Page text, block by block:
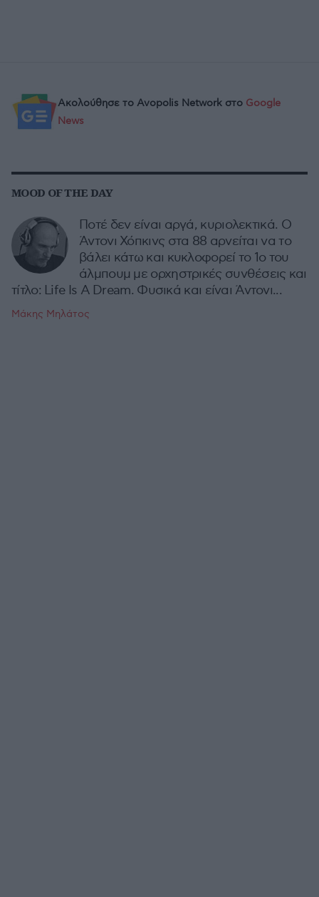
Ακολούθησε το Avopolis Network στο Google
News
MOOD OF THE DAY
Ποτέ δεν είναι αργά, κυριολεκτικά. Ο
Άντονι Χόπκινς στα 88 αρνείται να το
βάλει κάτω και κυκλοφορεί το 1ο του
άλμπουμ με ορχηστρικές συνθέσεις και
τίτλο: Life Is A Dream. Φυσικά και είναι Άντονι...
Μάκης Μηλάτος